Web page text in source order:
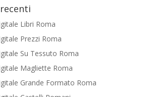
Libri Roma
Prezzi Roma
Su Tessuto Roma
Magliette Roma
Grande Formato Roma